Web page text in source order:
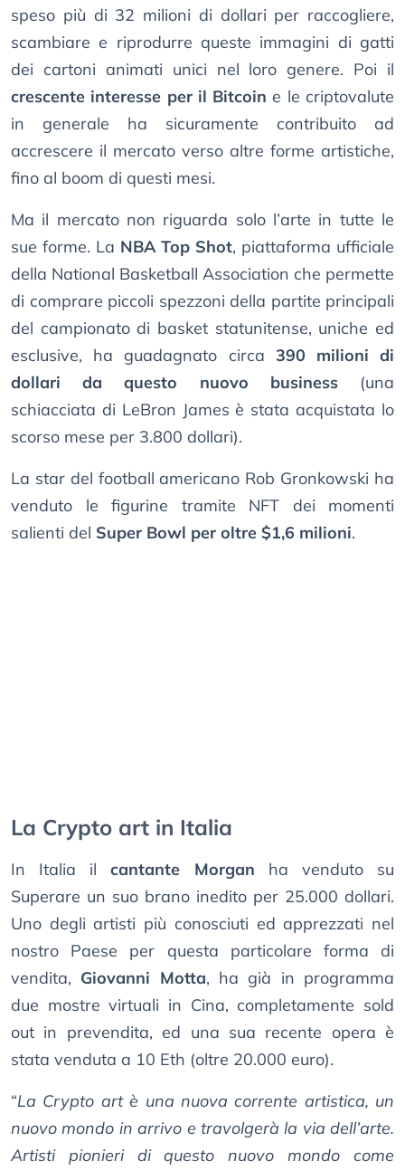
speso più di 32 milioni di dollari per raccogliere,
scambiare e riprodurre queste immagini di gatti
dei cartoni animati unici nel loro genere. Poi il
crescente interesse per il Bitcoin e le criptovalute
in generale ha sicuramente contribuito ad
accrescere il mercato verso altre forme artistiche,
fino al boom di questi mesi.
Ma il mercato non riguarda solo l’arte in tutte le
sue forme. La NBA Top Shot, piattaforma ufficiale
della National Basketball Association che permette
di comprare piccoli spezzoni della partite principali
del campionato di basket statunitense, uniche ed
esclusive, ha guadagnato circa 390 milioni di
dollari da questo nuovo business(una
schiacciata di LeBron James è stata acquistata lo
scorso mese per 3.800 dollari).
La star del football americano Rob Gronkowski ha
venduto le figurine tramite NFT dei momenti
salienti del Super Bowl per oltre $1,6 milioni.
La Crypto art in Italia
In Italia ilcantante Morgan ha venduto su
Superare un suo brano inedito per 25.000 dollari.
Uno degli artisti più conosciuti ed apprezzati nel
nostro Paese per questa particolare forma di
vendita, Giovanni Motta, ha già in programma
due mostre virtuali in Cina, completamente sold
out in prevendita, ed una sua recente opera è
stata venduta a 10 Eth (oltre 20.000 euro).
“La Crypto art è una nuova corrente artistica, un
nuovo mondo in arrivo e travolgerà la via dell’arte.
Artisti pionieri di questo nuovo mondo come